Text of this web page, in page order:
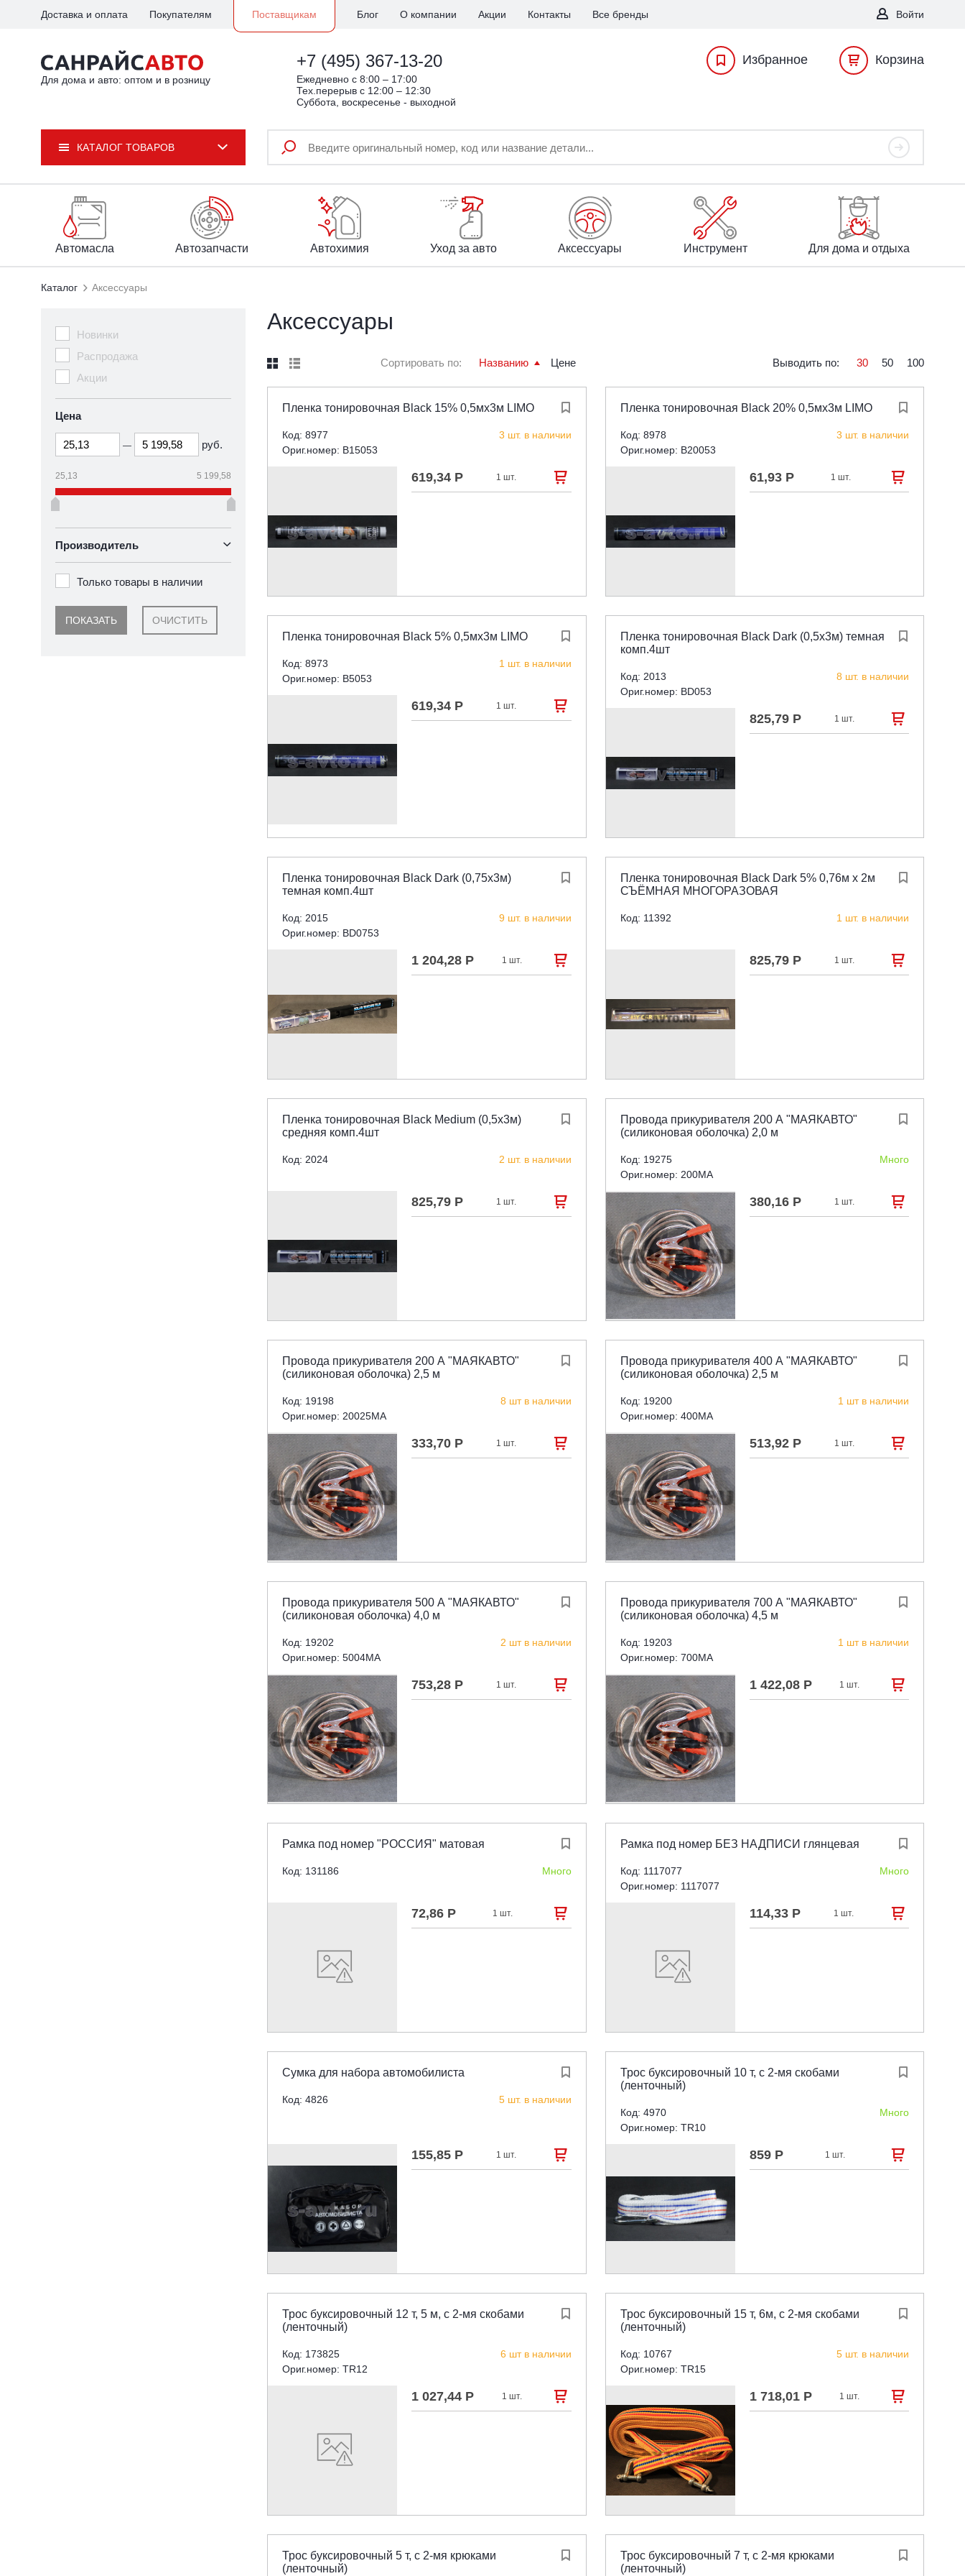
Доставка и оплата Покупателям Поставщикам Блог О компании Акции Контакты Все бренды Войти
Для дома и авто: оптом и в розницу
+7 (495) 367-13-20
Ежедневно c 8:00 – 17:00
Тех.перерыв с 12:00 – 12:30
Суббота, воскресенье - выходной
Избранное Корзина
КАТАЛОГ ТОВАРОВ
Автомасла Автозапчасти Автохимия Уход за авто Аксессуары Инструмент Для дома и отдыха
Каталог Аксессуары
Новинки
Распродажа
Акции
Цена
— руб.
25,13 5 199,58
Производитель
Только товары в наличии
ПОКАЗАТЬ ОЧИСТИТЬ
Аксессуары
  Сортировать по: Названию Цене Выводить по: 30 50 100

Пленка тонировочная Black 15% 0,5мx3м LIMO
Код: 8977
3 шт. в наличии
Ориг.номер: B15053
619,34 Р 1 шт. 

Пленка тонировочная Black 20% 0,5мx3м LIMO
Код: 8978
3 шт. в наличии
Ориг.номер: B20053
61,93 Р 1 шт. 

Пленка тонировочная Black 5% 0,5мx3м LIMO
Код: 8973
1 шт. в наличии
Ориг.номер: B5053
619,34 Р 1 шт. 

Пленка тонировочная Black Dark (0,5х3м) темная
комп.4шт
Код: 2013
8 шт. в наличии
Ориг.номер: BD053
825,79 Р 1 шт. 

Пленка тонировочная Black Dark (0,75х3м)
темная комп.4шт
Код: 2015
9 шт. в наличии
Ориг.номер: BD0753
1 204,28 Р 1 шт. 

Пленка тонировочная Black Dark 5% 0,76м x 2м
СЪЁМНАЯ МНОГОРАЗОВАЯ
Код: 11392 1 шт. в наличии
825,79 Р 1 шт. 

Пленка тонировочная Black Medium (0,5х3м)
средняя комп.4шт
Код: 2024 2 шт. в наличии
825,79 Р 1 шт. 

Провода прикуривателя 200 А "МАЯКАВТО"
(силиконовая оболочка) 2,0 м
Код: 19275
Много
Ориг.номер: 200MA
380,16 Р 1 шт. 

Провода прикуривателя 200 А "МАЯКАВТО"
(силиконовая оболочка) 2,5 м
Код: 19198
8 шт в наличии
Ориг.номер: 20025MA
333,70 Р 1 шт. 

Провода прикуривателя 400 А "МАЯКАВТО"
(силиконовая оболочка) 2,5 м
Код: 19200
1 шт в наличии
Ориг.номер: 400MA
513,92 Р 1 шт. 

Провода прикуривателя 500 А "МАЯКАВТО"
(силиконовая оболочка) 4,0 м
Код: 19202
2 шт в наличии
Ориг.номер: 5004MA
753,28 Р 1 шт. 

Провода прикуривателя 700 А "МАЯКАВТО"
(силиконовая оболочка) 4,5 м
Код: 19203
1 шт в наличии
Ориг.номер: 700MA
1 422,08 Р 1 шт. 

Рамка под номер "РОССИЯ" матовая
Код: 131186 Много
72,86 Р 1 шт. 

Рамка под номер БЕЗ НАДПИСИ глянцевая
Код: 1117077
Много
Ориг.номер: 1117077
114,33 Р 1 шт. 

Сумка для набора автомобилиста
Код: 4826 5 шт. в наличии
155,85 Р 1 шт. 

Трос буксировочный 10 т, с 2-мя скобами
(ленточный)
Код: 4970
Много
Ориг.номер: TR10
859 Р 1 шт. 

Трос буксировочный 12 т, 5 м, с 2-мя скобами
(ленточный)
Код: 173825
6 шт в наличии
Ориг.номер: TR12
1 027,44 Р 1 шт. 

Трос буксировочный 15 т, 6м, с 2-мя скобами
(ленточный)
Код: 10767
5 шт. в наличии
Ориг.номер: TR15
1 718,01 Р 1 шт. 

Трос буксировочный 5 т, с 2-мя крюками
(ленточный)

Трос буксировочный 7 т, с 2-мя крюками
(ленточный)